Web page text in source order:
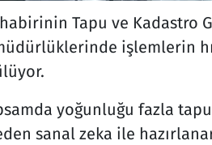
Tapu ve Kadastro
işlemlerin
yoğunluğu fazla
sanal zeka ile